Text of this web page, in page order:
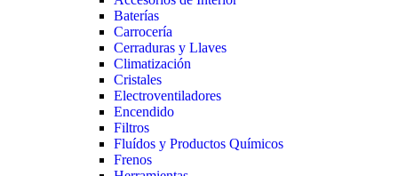
Baterías
Carrocería
Cerraduras y Llaves
Climatización
Cristales
Electroventiladores
Encendido
Filtros
Fluídos y Productos Químicos
Frenos